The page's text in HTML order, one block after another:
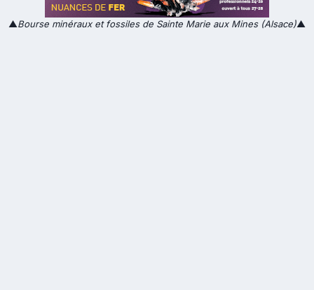
▲Bourse minéraux et fossiles de Sainte Marie aux Mines (Alsace)▲